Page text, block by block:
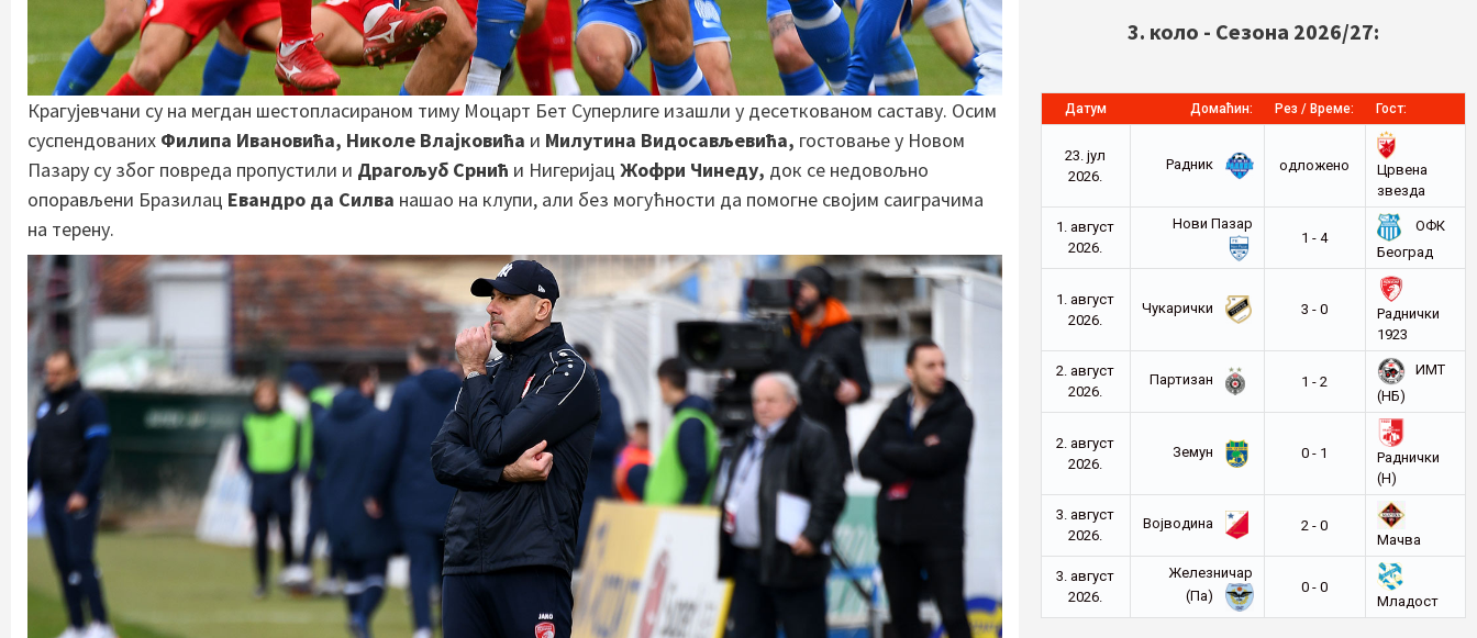
Крагујевчани су на мегдан шестопласираном тиму Моцарт Бет Суперлиге изашли у десеткованом саставу. Осим
суспендованих Филипа Ивановића, Николе Влајковића и Милутина Видосављевића, гостовање у Новом
Пазару су због повреда пропустили и Драгољуб Срнић и Нигеријац Жофри Чинеду, док се недовољно
опорављени Бразилац Евандро да Силва нашао на клупи, али без могућности да помогне својим саиграчима
на терену.
3. коло - Сезона 2026/27:
Датум Домаћин: Рез / Време: Гост:
23. јул
2026.
Радник oдложено
Црвена
звезда
1. август
2026.
Нови Пазар
1 - 4
ОФК
Београд
1. август
2026.
Чукарички 3 - 0
Раднички
1923
2. август
2026.
Партизан 1 - 2
ИМТ
(НБ)
2. август
2026.
Земун 0 - 1
Раднички
(Н)
3. август
2026.
Војводина
2 - 0
Мачва
3. август
2026.
Железничар
(Па)
0 - 0
Младост